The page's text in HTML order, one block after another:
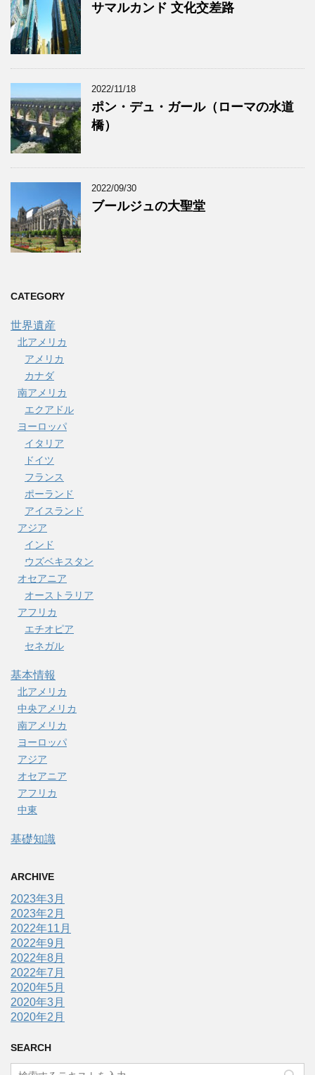
サマルカンド 文化交差路
2022/11/18
ポン・デュ・ガール（ローマの水道
橋）
2022/09/30
ブールジュの大聖堂
CATEGORY
世界遺産
北アメリカ
アメリカ
カナダ
南アメリカ
エクアドル
ヨーロッパ
イタリア
ドイツ
フランス
ポーランド
アイスランド
アジア
インド
ウズベキスタン
オセアニア
オーストラリア
アフリカ
エチオピア
セネガル
基本情報
北アメリカ
中央アメリカ
南アメリカ
ヨーロッパ
アジア
オセアニア
アフリカ
中東
基礎知識
ARCHIVE
2023年3月
2023年2月
2022年11月
2022年9月
2022年8月
2022年7月
2020年5月
2020年3月
2020年2月
SEARCH